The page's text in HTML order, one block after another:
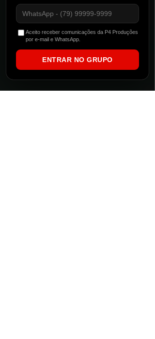
Aceito receber comunicações da P4 Produções
por e-mail e WhatsApp.
ENTRAR NO GRUPO